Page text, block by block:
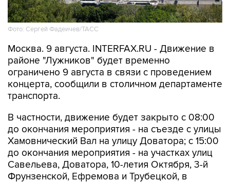
Фото: Сергей Фадеичев/ТАСС
Москва. 9 августа. INTERFAX.RU - Движение в
районе "Лужников" будет временно
ограничено 9 августа в связи с проведением
концерта, сообщили в столичном департаменте
транспорта.
В частности, движение будет закрыто с 08:00
до окончания мероприятия - на съезде с улицы
Хамовнический Вал на улицу Доватора; с 15:00
до окончания мероприятия - на участках улиц
Савельева, Доватора, 10-летия Октября, 3-й
Фрунзенской, Ефремова и Трубецкой, в